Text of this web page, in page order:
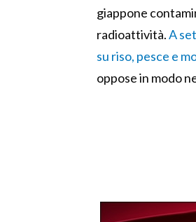
giappone
radioattività.A
su riso, pesce e
oppose in modo